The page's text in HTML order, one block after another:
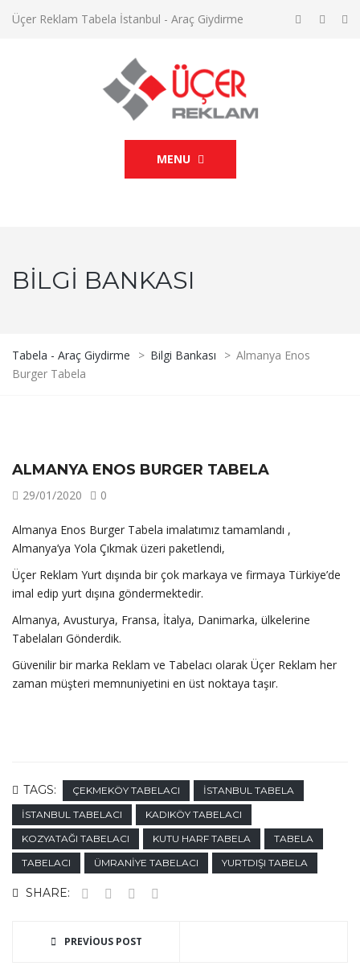
Üçer Reklam Tabela İstanbul - Araç Giydirme
MENU
BILGI BANKASI
Tabela - Araç Giydirme > Bilgi Bankası > Almanya Enos
Burger Tabela
ALMANYA ENOS BURGER TABELA
29/01/2020 0
Almanya Enos Burger Tabela imalatımız tamamlandı ,
Almanya’ya Yola Çıkmak üzeri paketlendi,
Üçer Reklam Yurt dışında bir çok markaya ve firmaya Türkiye’de
imal edip yurt dışına göndermektedir.
Almanya, Avusturya, Fransa, İtalya, Danimarka, ülkelerine
Tabelaları Gönderdik.
Güvenilir bir marka Reklam ve Tabelacı olarak Üçer Reklam her
zaman müşteri memnuniyetini en üst noktaya taşır.
TAGS: ÇEKMEKÖY TABELACI
İSTANBUL TABELA
İSTANBUL TABELACI
KADIKÖY TABELACI
KOZYATAĞI TABELACI
KUTU HARF TABELA
TABELA
TABELACI
ÜMRANIYE TABELACI YURTDIŞI TABELA
SHARE:
PREVIOUS POST